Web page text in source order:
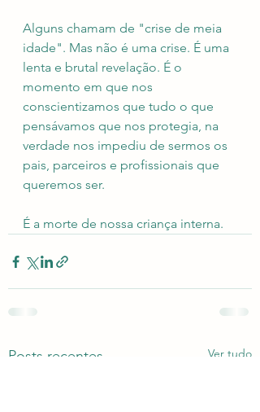
Alguns chamam de "crise de meia
idade". Mas não é uma crise. É uma
lenta e brutal revelação. É o
momento em que nos
conscientizamos que tudo o que
pensávamos que nos protegia, na
verdade nos impediu de sermos os
pais, parceiros e profissionais que
queremos ser.
É a morte de nossa criança interna.
Posts recentes Ver tudo